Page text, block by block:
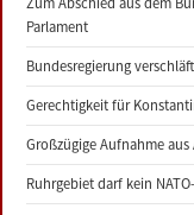
Parlament
Bundesregierung
Gerechtigkeit für
Großzügige Aufnahme
Ruhrgebiet darf kein